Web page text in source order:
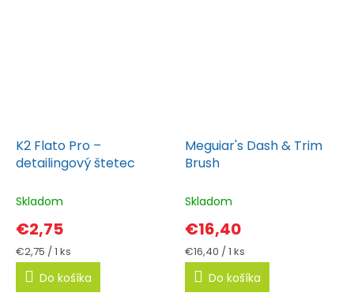
K2 Flato Pro –
detailingový štetec
Skladom
€2,75
Jednotková
cena:
€2,75 / 1 ks
Do košíka
Meguiar's Dash & Trim
Brush
Skladom
€16,40
Jednotková
cena:
€16,40 / 1 ks
Do košíka